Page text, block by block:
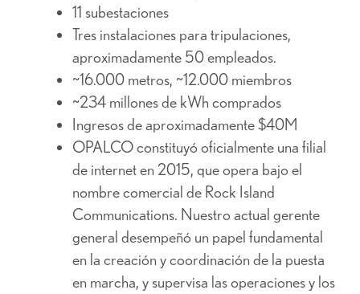
11 subestaciones
Tres instalaciones para tripulaciones,
aproximadamente 50 empleados.
~16.000 metros, ~12.000 miembros
~234 millones de kWh comprados
Ingresos de aproximadamente $40M
OPALCO constituyó oficialmente una filial
de internet en 2015, que opera bajo el
nombre comercial de Rock Island
Communications. Nuestro actual gerente
general desempeñó un papel fundamental
en la creación y coordinación de la puesta
en marcha, y supervisa las operaciones y los